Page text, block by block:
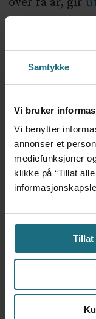
Samtykke
Vi bruker
Vi benytter
annonser et
mediefunksjoner
klikke på “Tillat
Tillat
– Det virker
som skal på
ble opprettet,
Hun viser til
skal gå til
betydelige
– Det virker
UTDANNING